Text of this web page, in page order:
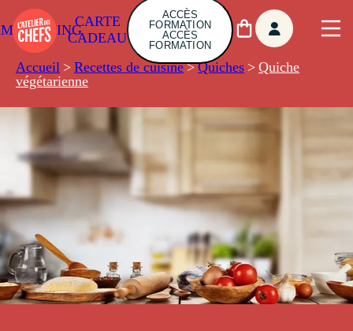
CARTE
CADEAU
ACCÈS
FORMATION
ACCÈS
FORMATION
Accueil > Recettes de cuisine > Quiches > Quiche
végétarienne